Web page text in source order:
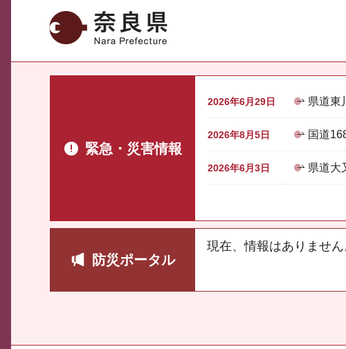
奈良県
緊急・災害情報
2026年6月29日 県道東
2026年8月5日 国道
2026年6月3日 県道大
防災ポータル
現在、情報はありません